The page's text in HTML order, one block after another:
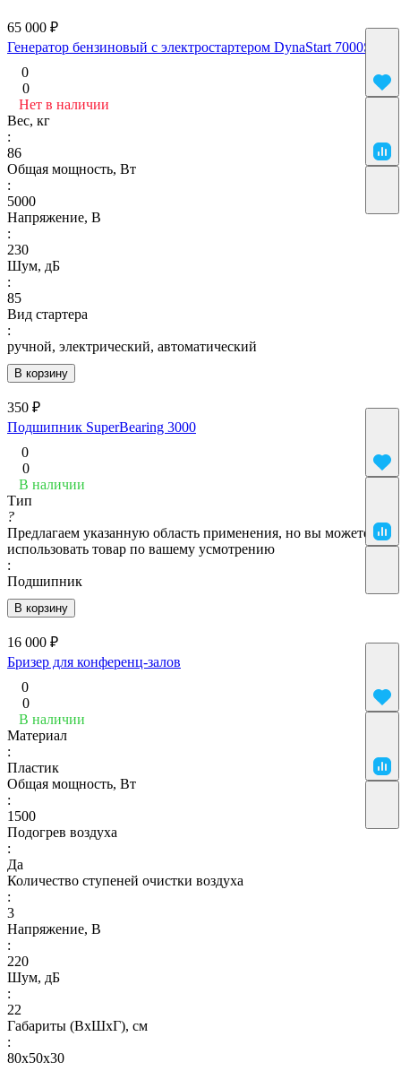
65 000 ₽
Генератор бензиновый с электростартером DynaStart 7000S
0
0
Нет в наличии
В корзину
Вес, кг
:
86
Общая мощность, Вт
:
5000
Напряжение, В
:
230
Шум, дБ
:
85
Вид стартера
:
ручной, электрический, автоматический
350 ₽
Подшипник SuperBearing 3000
0
0
В наличии
В корзину
Тип
?
Предлагаем указанную область применения, но вы можете
использовать товар по вашему усмотрению
:
Подшипник
16 000 ₽
Бризер для конференц-залов
0
0
В наличии
Материал
:
Пластик
Общая мощность, Вт
:
1500
Подогрев воздуха
:
Да
Количество ступеней очистки воздуха
:
3
Напряжение, В
:
220
Шум, дБ
:
22
Габариты (ВхШхГ), см
:
80х50х30